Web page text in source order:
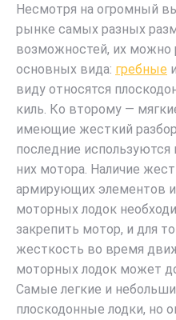
Несмотря на огромный
рынке самых разных
возможностей, их можно
основных вида: гребные
виду относятся
киль. Ко второму —
имеющие жесткий
последние используются
них мотора. Наличие
армирующих элементов
моторных лодок
закрепить мотор, и для
жесткость во время
моторных лодок может
Самые легкие и
плоскодонные лодки, но